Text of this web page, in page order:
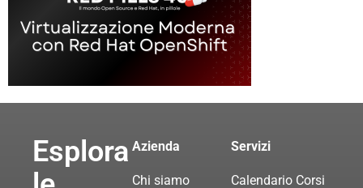
Esplora Azienda
Chi siamo
Servizi
Calendario Corsi